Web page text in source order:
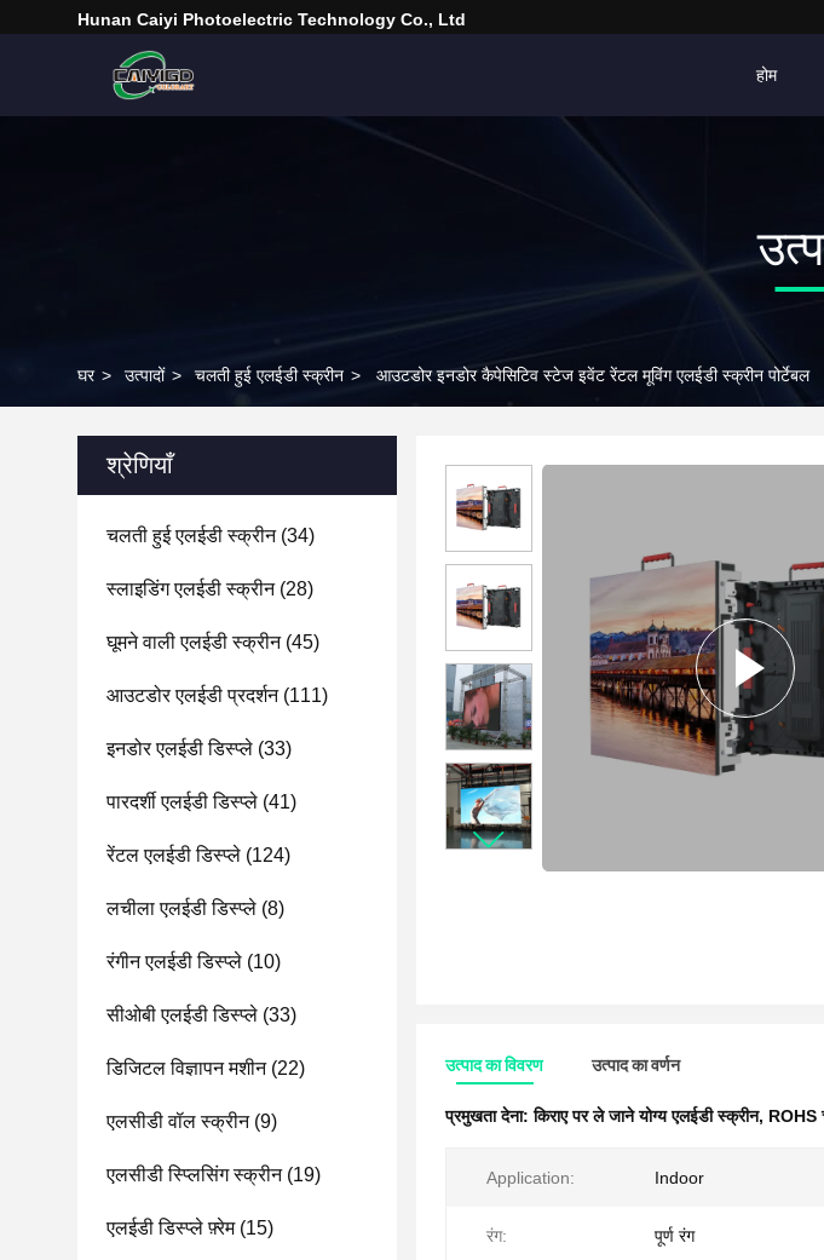
Hunan Caiyi Photoelectric Technology Co., Ltd
होम
घर > उत्पादों > चलती हुई एलईडी स्क्रीन > आउटडोर इनडोर कैपेसिटिव स्टेज इवेंट रेंटल मूविंग एलईडी स्क्रीन पोर्टेबल
श्रेणियाँ
चलती हुई एलईडी स्क्रीन(34)
स्लाइडिंग एलईडी स्क्रीन(28)
घूमने वाली एलईडी स्क्रीन(45)
आउटडोर एलईडी प्रदर्शन(111)
इनडोर एलईडी डिस्प्ले (33)
पारदर्शी एलईडी डिस्प्ले (41)
रेंटल एलईडी डिस्प्ले (124)
लचीला एलईडी डिस्प्ले (8)
रंगीन एलईडी डिस्प्ले (10)
सीओबी एलईडी डिस्प्ले (33)
डिजिटल विज्ञापन मशीन(22)
एलसीडी वॉल स्क्रीन(9)
एलसीडी स्प्लिसिंग स्क्रीन(19)
एलईडी डिस्प्ले फ़्रेम(15)
उत्पाद का विवरण उत्पाद का वर्णन
प्रमुखता देना:किराए पर ले जाने योग्य एलईडी स्क्रीन, ROHS
Application: Indoor
रंग: पूर्ण रंग